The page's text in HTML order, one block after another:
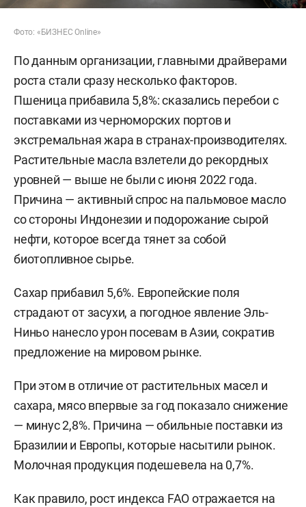
Фото: «БИЗНЕС Online»
По данным организации, главными драйверами
роста стали сразу несколько факторов.
Пшеница прибавила 5,8%: сказались перебои с
поставками из черноморских портов и
экстремальная жара в странах-производителях.
Растительные масла взлетели до рекордных
уровней — выше не были с июня 2022 года.
Причина — активный спрос на пальмовое масло
со стороны Индонезии и подорожание сырой
нефти, которое всегда тянет за собой
биотопливное сырье.
Сахар прибавил 5,6%. Европейские поля
страдают от засухи, а погодное явление Эль-
Ниньо нанесло урон посевам в Азии, сократив
предложение на мировом рынке.
При этом в отличие от растительных масел и
сахара, мясо впервые за год показало снижение
— минус 2,8%. Причина — обильные поставки из
Бразилии и Европы, которые насытили рынок.
Молочная продукция подешевела на 0,7%.
Как правило, рост индекса FAO отражается на